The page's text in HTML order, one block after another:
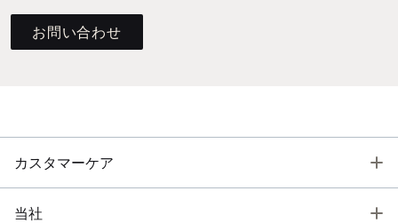
お問い合わせ
カスタマーケア
当社